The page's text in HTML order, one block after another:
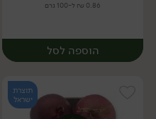
0.86 ₪ ל-100 גרם
הוספה לסל
תוצרת
ישראל